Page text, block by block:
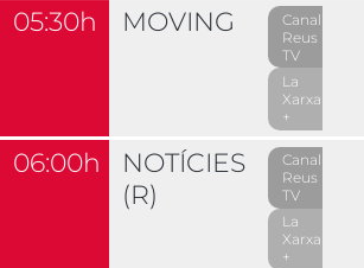
05:30h MOVING
Canal
Reus
TV
La
Xarxa
+
06:00h
NOTÍCIES
(R)
Canal
Reus
TV
La
Xarxa
+